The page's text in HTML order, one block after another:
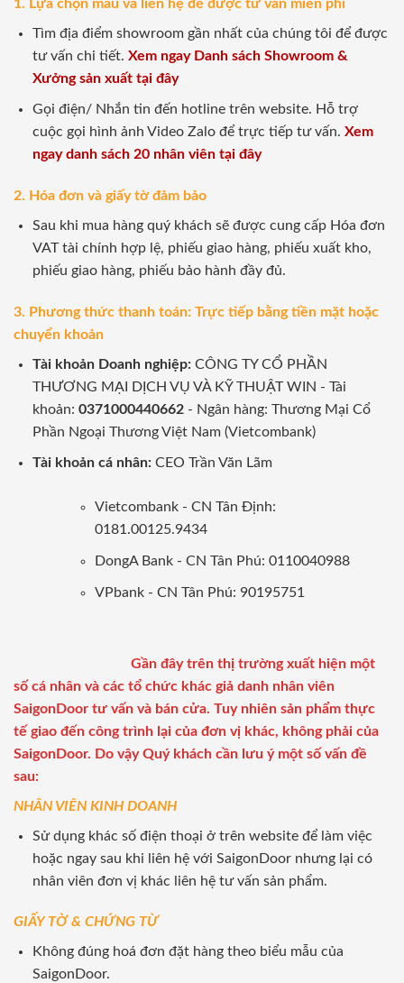
1. Lựa chọn mẫu và liên hệ để được tư vấn miễn phí
Tìm địa điểm showroom gần nhất của chúng tôi để được
tư vấn chi tiết. Xem ngay Danh sách Showroom &
Xưởng sản xuất tại đây
Gọi điện/ Nhắn tin đến hotline trên website. Hỗ trợ
cuộc gọi hình ảnh Video Zalo để trực tiếp tư vấn. Xem
ngay danh sách 20 nhân viên tại đây
2. Hóa đơn và giấy tờ đảm bảo
Sau khi mua hàng quý khách sẽ được cung cấp Hóa đơn
VAT tài chính hợp lệ, phiếu giao hàng, phiếu xuất kho,
phiếu giao hàng, phiếu bảo hành đầy đủ.
3. Phương thức thanh toán: Trực tiếp bằng tiền mặt hoặc
chuyển khoản
Tài khoản Doanh nghiệp:CÔNG TY CỔ PHẦN
THƯƠNG MẠI DỊCH VỤ VÀ KỸ THUẬT WIN - Tài
khoản: 0371000440662- Ngân hàng: Thương Mại Cổ
Phần Ngoại Thương Việt Nam (Vietcombank)
Tài khoản cá nhân: CEO Trần Văn Lãm
Vietcombank - CN Tân Định:
0181.00125.9434
DongA Bank - CN Tân Phú: 0110040988
VPbank - CN Tân Phú: 90195751
Gần đây trên thị trường xuất hiện một
số cá nhân và các tổ chức khác giả danh nhân viên
SaigonDoor tư vấn và bán cửa. Tuy nhiên sản phẩm thực
tế giao đến công trình lại của đơn vị khác, không phải của
SaigonDoor. Do vậy Quý khách cần lưu ý một số vấn đề
sau:
NHÂN VIÊN KINH DOANH
Sử dụng khác số điện thoại ở trên website để làm việc
hoặc ngay sau khi liên hệ với SaigonDoor nhưng lại có
nhân viên đơn vị khác liên hệ tư vấn sản phẩm.
GIẤY TỜ & CHỨNG TỪ
Không đúng hoá đơn đặt hàng theo biểu mẫu của
SaigonDoor.